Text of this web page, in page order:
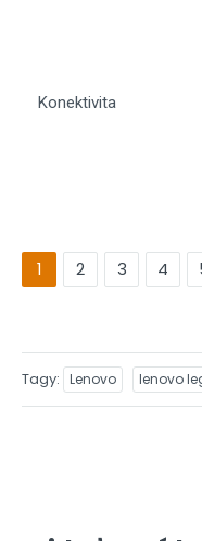
Konektivita
Batéria
Rozmery (ŠxHxV)
Operačný systém
1 2 3 4
Tagy Lenovo lenovo